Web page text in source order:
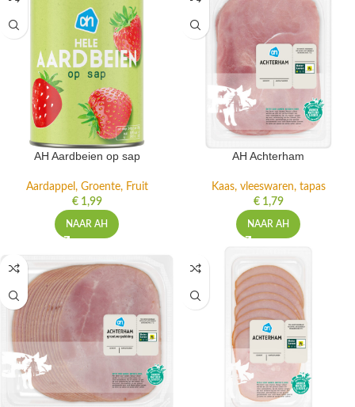
AH Aardbeien op sap
Aardappel, Groente, Fruit
€1,99
NAAR AH
AH Achterham
Kaas, vleeswaren, tapas
€1,79
NAAR AH